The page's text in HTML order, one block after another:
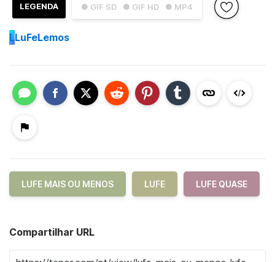
● GIF SD ● GIF HD ● MP4
LEGENDA
LLuFeLemos
LUFE MAIS OU MENOS LUFE LUFE QUASE
Compartilhar URL